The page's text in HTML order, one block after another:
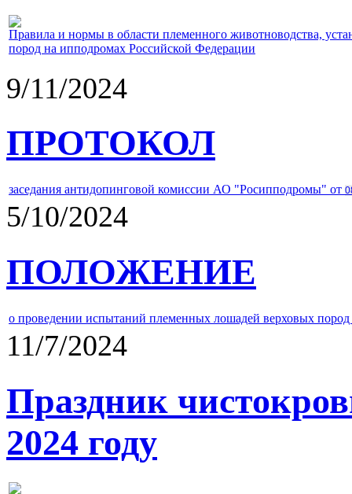
Правила и нормы в области племенного животноводства,
пород на ипподромах Российской Федерации
9/11/2024
ПРОТОКОЛ
заседания антидопинговой комиссии АО "Росипподромы" от
5/10/2024
ПОЛОЖЕНИЕ
о проведении испытаний племенных лошадей верховых
11/7/2024
Праздник
2024 году